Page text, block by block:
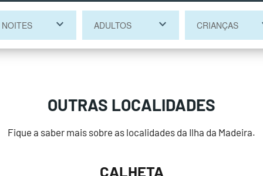
keyboard_arrow_down keyboard_arrow_down
OUTRAS LOCALIDADES
Fique a saber mais sobre as localidades da Ilha da Madeira.
CALHETA